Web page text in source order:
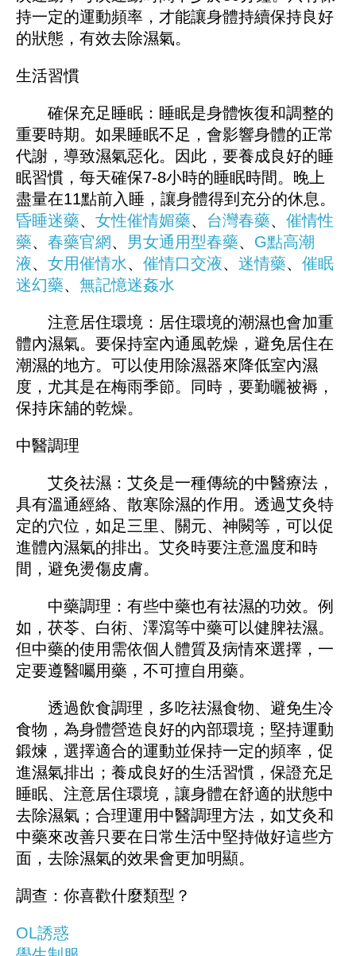
持一定的運動頻率，才能讓身體持續保持良好
的狀態，有效去除濕氣。
生活習慣
確保充足睡眠：睡眠是身體恢復和調整的
重要時期。如果睡眠不足，會影響身體的正常
代謝，導致濕氣惡化。因此，要養成良好的睡
眠習慣，每天確保7-8小時的睡眠時間。晚上
盡量在11點前入睡，讓身體得到充分的休息。
昏睡迷藥、 女性催情媚藥、 台灣春藥、 催情性
藥、 春藥官網、 男女通用型春藥、 G點高潮
液、 女用催情水、 催情口交液、 迷情藥、 催眠
迷幻藥、 無記憶迷姦水
注意居住環境：居住環境的潮濕也會加重
體內濕氣。要保持室內通風乾燥，避免居住在
潮濕的地方。可以使用除濕器來降低室內濕
度，尤其是在梅雨季節。同時，要勤曬被褥，
保持床舖的乾燥。
中醫調理
艾灸祛濕：艾灸是一種傳統的中醫療法，
具有溫通經絡、散寒除濕的作用。透過艾灸特
定的穴位，如足三里、關元、神闕等，可以促
進體內濕氣的排出。艾灸時要注意溫度和時
間，避免燙傷皮膚。
中藥調理：有些中藥也有祛濕的功效。例
如，茯苓、白術、澤瀉等中藥可以健脾祛濕。
但中藥的使用需依個人體質及病情來選擇，一
定要遵醫囑用藥，不可擅自用藥。
透過飲食調理，多吃祛濕食物、避免生冷
食物，為身體營造良好的內部環境；堅持運動
鍛煉，選擇適合的運動並保持一定的頻率，促
進濕氣排出；養成良好的生活習慣，保證充足
睡眠、注意居住環境，讓身體在舒適的狀態中
去除濕氣；合理運用中醫調理方法，如艾灸和
中藥來改善只要在日常生活中堅持做好這些方
面，去除濕氣的效果會更加明顯。
調查：你喜歡什麼類型？
OL誘惑